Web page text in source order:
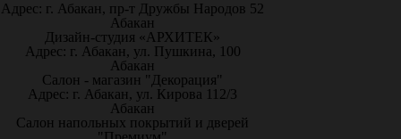
Адрес: г. Абакан, пр-т Дружбы Народов 52
Абакан
Дизайн-студия «АРХИТЕК»
Адрес: г. Абакан, ул. Пушкина, 100
Абакан
Салон - магазин "Декорация"
Адрес: г. Абакан, ул. Кирова 112/3
Абакан
Салон напольных покрытий и дверей